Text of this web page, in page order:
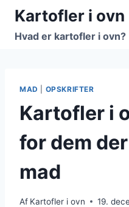
Fortsæt
indhold
Kartofler i ovn
Hvad er kartofler i ovn?
MAD OPSKRIFTER
Kartofler i
for dem
mad
Af Kartofler i ovn 19.